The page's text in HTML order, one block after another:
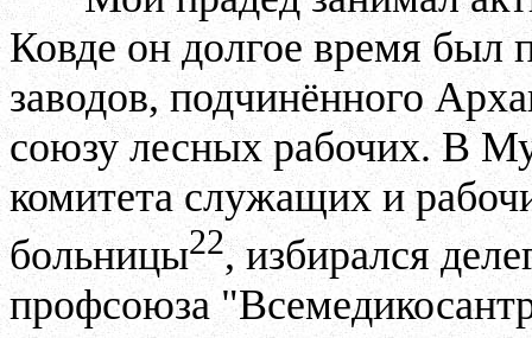
Ковде он долгое время был
заводов, подчинённого
союзу лесных рабочих. В
комитета служащих и
больницы22, избирался
профсоюза